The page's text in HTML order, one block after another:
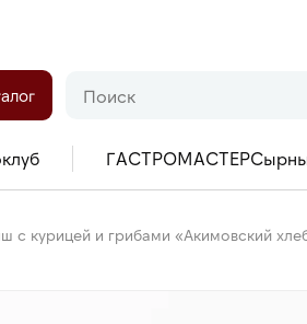
ГАСТРОМАСТЕР
с курицей и грибами «Акимовский